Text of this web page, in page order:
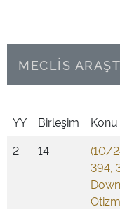
MECLİS
YY Birleşim Konu
2
14
(10/
394,